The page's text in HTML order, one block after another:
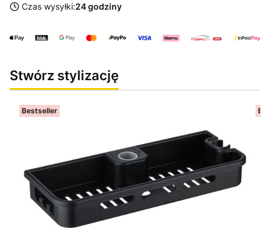
Czas wysyłki:24 godziny
Stwórz stylizację
Bestseller